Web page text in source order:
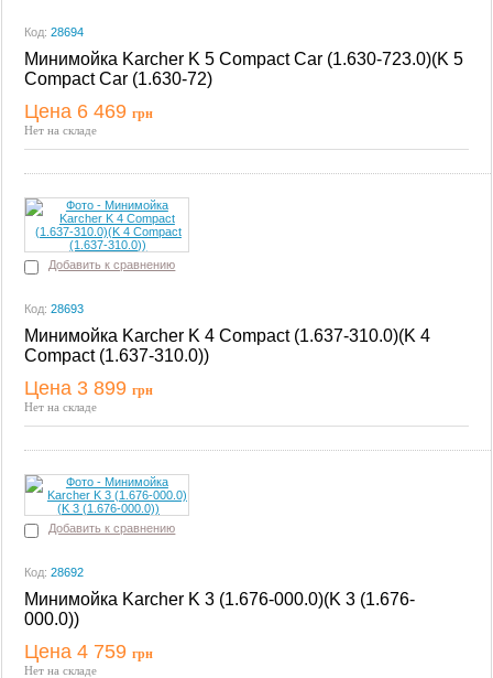
Код:28694
Минимойка Karcher K 5 Compact Car (1.630-723.0)(K 5
Compact Car (1.630-72)
Купить
Цена 6 469грн
Нет на складе
Добавить к сравнению
Код:28693
Минимойка Karcher K 4 Compact (1.637-310.0)(K 4
Compact (1.637-310.0))
Купить
Цена 3 899грн
Нет на складе
Добавить к сравнению
Код:28692
Минимойка Karcher K 3 (1.676-000.0)(K 3 (1.676-
000.0))
Купить
Цена 4 759грн
Нет на складе